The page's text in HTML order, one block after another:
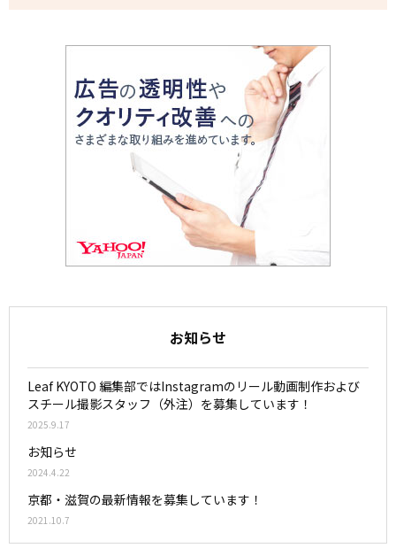
お知らせ
Leaf KYOTO 編集部ではInstagramのリール動画制作および
スチール撮影スタッフ（外注）を募集しています！
2025.9.17
お知らせ
2024.4.22
京都・滋賀の最新情報を募集しています！
2021.10.7